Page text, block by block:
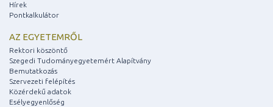
Hírek
Pontkalkulátor
AZ EGYETEMRŐL
Rektori köszöntő
Szegedi Tudományegyetemért Alapítvány
Bemutatkozás
Szervezeti felépítés
Közérdekű adatok
Esélyegyenlőség